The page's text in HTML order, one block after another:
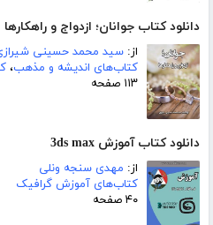
دانلود کتاب جوانان؛ ازدواج و راهکارها
از: سید محمد حسینی
کتاب‌های اندیشه و مذهب،
۱۱۳ صفحه
دانلود کتاب آموزش 3ds max
از: مهدی سنجه ونلی
کتاب‌های آموزش گرافیک
۴۰ صفحه